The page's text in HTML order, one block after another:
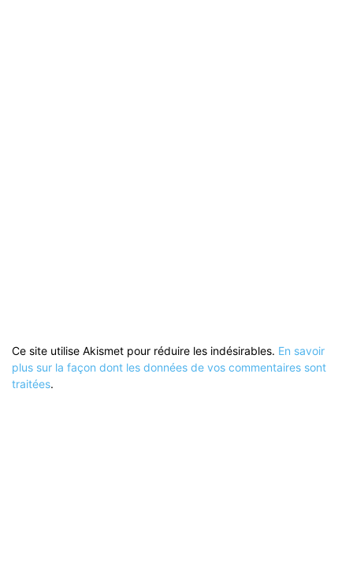
Ce site utilise Akismet pour réduire les indésirables. En savoir
plus sur la façon dont les données de vos commentaires sont
traitées.